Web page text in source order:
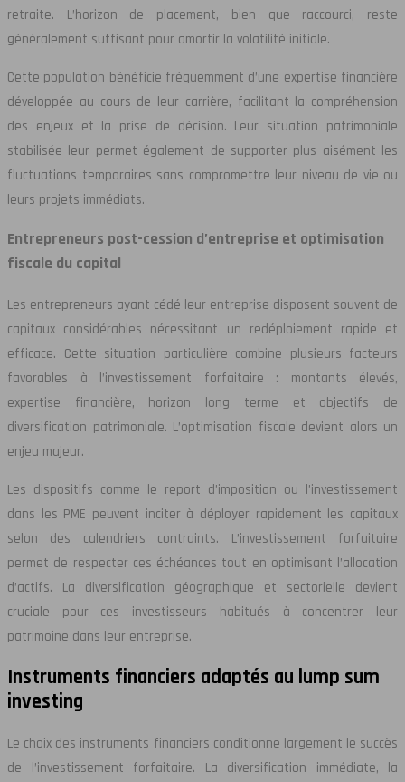
retraite. L’horizon de placement, bien que raccourci, reste
généralement suffisant pour amortir la volatilité initiale.
Cette population bénéficie fréquemment d’une expertise financière
développée au cours de leur carrière, facilitant la compréhension
des enjeux et la prise de décision. Leur situation patrimoniale
stabilisée leur permet également de supporter plus aisément les
fluctuations temporaires sans compromettre leur niveau de vie ou
leurs projets immédiats.
Entrepreneurs post-cession d’entreprise et optimisation
fiscale du capital
Les entrepreneurs ayant cédé leur entreprise disposent souvent de
capitaux considérables nécessitant un redéploiement rapide et
efficace. Cette situation particulière combine plusieurs facteurs
favorables à l’investissement forfaitaire : montants élevés,
expertise financière, horizon long terme et objectifs de
diversification patrimoniale. L’optimisation fiscale devient alors un
enjeu majeur.
Les dispositifs comme le report d’imposition ou l’investissement
dans les PME peuvent inciter à déployer rapidement les capitaux
selon des calendriers contraints. L’investissement forfaitaire
permet de respecter ces échéances tout en optimisant l’allocation
d’actifs. La diversification géographique et sectorielle devient
cruciale pour ces investisseurs habitués à concentrer leur
patrimoine dans leur entreprise.
Instruments financiers adaptés au lump sum
investing
Le choix des instruments financiers conditionne largement le succès
de l’investissement forfaitaire. La diversification immédiate, la